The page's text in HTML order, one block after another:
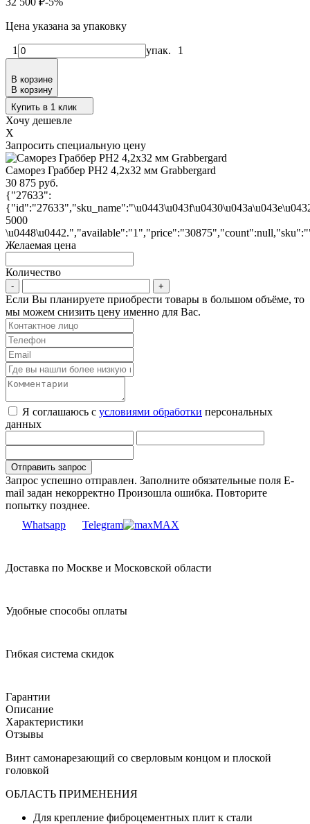
Цена указана за упаковку
1 упак. 1
В корзине
В корзину
Купить в 1 клик
Хочу дешевле
X
Запросить специальную цену
Саморез Граббер PH2 4,2х32 мм Grabbergard
30 875 руб.
{"27633":
5000
Желаемая цена
Количество
Если Вы планируете приобрести товары в большом объёме, то
мы можем снизить цену именно для Вас.
Я соглашаюсь с условиями обработки персональных
данных
Запрос успешно отправлен. Заполните обязательные поля E-
mail задан некорректно Произошла ошибка. Повторите
попытку позднее.
Whatsapp
Telegram MAX
Доставка по Москве и Московской области
Удобные способы оплаты
Гибкая система скидок
Гарантии
Описание
Характеристики
Отзывы
Винт самонарезающий со сверловым концом и плоской
головкой
ОБЛАСТЬ ПРИМЕНЕНИЯ
Для крепление фиброцементных плит к стали